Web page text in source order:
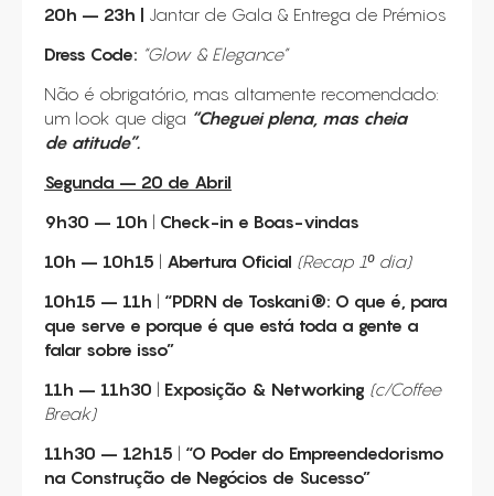
20h – 23h | Jantar de Gala & Entrega de Prémios
Dress Code: “Glow & Elegance”
Não é obrigatório, mas altamente recomendado:
um look que diga “Cheguei plena, mas cheia
de atitude”.
Segunda – 20 de Abril
9h30 – 10h
Check-in e Boas-vindas
10h – 10h15
Abertura Oficial (Recap 1º dia)
10h15 – 11h
“PDRN de Toskani®: O que é, para
que serve e porque é que está toda a gente a
falar sobre isso”
11h – 11h30
Exposição & Networking (c/Coffee
Break)
11h30 – 12h15
“O Poder do Empreendedorismo
na Construção de Negócios de Sucesso”